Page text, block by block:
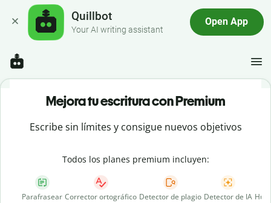
Quillbot
Your AI writing assistant
Open App
Mejora tu escritura con Premium
Escribe sin límites y consigue nuevos objetivos
Todos los planes premium incluyen:
Parafrasear Corrector ortográfico Detector de plagio Detector de IA